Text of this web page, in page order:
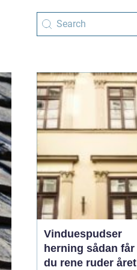
Vinduespudser
herning sådan får
du rene ruder året